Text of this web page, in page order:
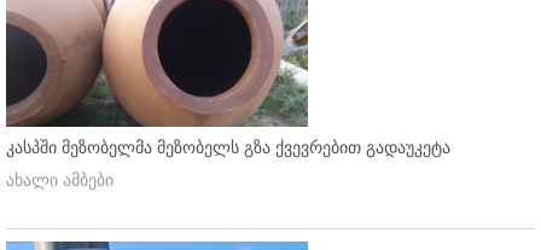
კასპში მეზობელმა მეზობელს გზა ქვევრებით გადაუკეტა
ახალი ამბები